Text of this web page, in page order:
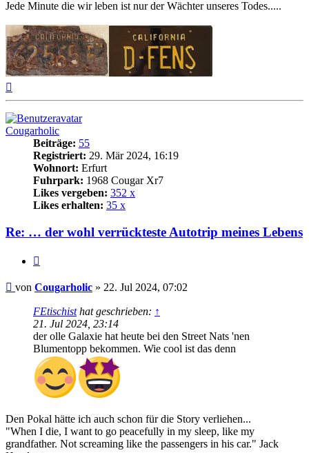
Jede Minute die wir leben ist nur der Wächter unseres Todes.....
Cougarholic
Beiträge: 55
Registriert: 29. Mär 2024, 16:19
Wohnort: Erfurt
Fuhrpark: 1968 Cougar Xr7
Likes vergeben: 352 x
Likes erhalten: 35 x
Re: … der wohl verrückteste Autotrip meines Lebens
Beitrag
von Cougarholic » 22. Jul 2024, 07:02
FEtischisthat geschrieben: ↑
21. Jul 2024, 23:14
der olle Galaxie hat heute bei den Street Nats 'nen
Blumentopp bekommen. Wie cool ist das denn
Den Pokal hätte ich auch schon für die Story verliehen...
"When I die, I want to go peacefully in my sleep, like my
grandfather. Not screaming like the passengers in his car." Jack